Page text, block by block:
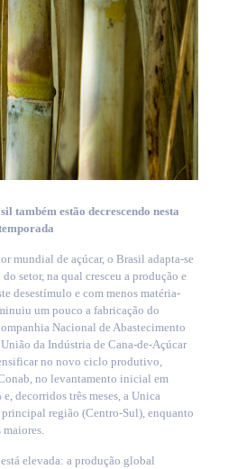
também estão decrescendo nesta
mundial de açúcar, o Brasil adapta-se
setor, na qual cresceu a produção e
desestímulo e com menos matéria-
um pouco a fabricação do
Nacional de Abastecimento
da Indústria de Cana-de-Açúcar
no novo ciclo produtivo,
no levantamento inicial em
decorridos três meses, a Unica
região (Centro-Sul), enquanto
elevada: a produção global